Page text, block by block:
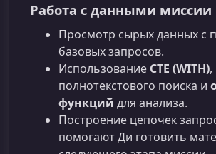
Работа с данными миссии
Просмотр сырых данных
базовых запросов.
Использование CTE (WITH),
полнотекстового поиска и
функций для анализа.
Построение цепочек
помогают Ди готовить